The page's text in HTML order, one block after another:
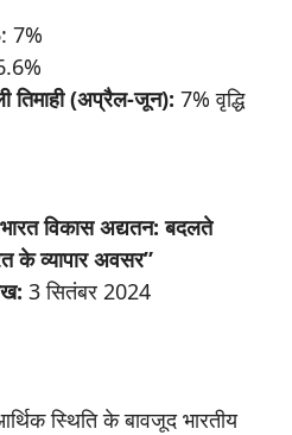
: 7%
तिमाही (अप्रैल-जून): 7% वृद्धि
भारतविकासअद्यतन:बदलते
केव्यापारअवसर”
3 सितंबर 2024
स्थिति के बावजूद भारतीय